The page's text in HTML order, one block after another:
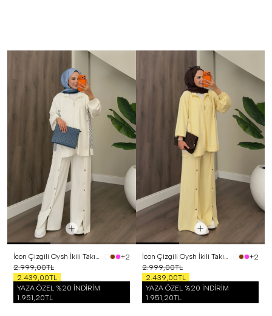
İcon Çizgili Oysh İkili Takım Beyaz
+2
2.999,00TL
2.439,00TL
YAZA ÖZEL %20 İNDİRİM
1.951,20TL
İcon Çizgili Oysh İkili Takım Sarı
+2
2.999,00TL
2.439,00TL
YAZA ÖZEL %20 İNDİRİM
1.951,20TL